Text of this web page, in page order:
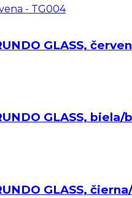
GLASS,
GLASS, biela/
GLASS,